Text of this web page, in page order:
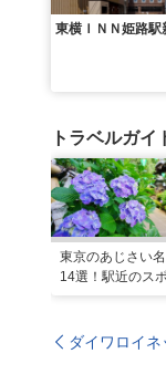
東横ＩＮＮ姫路駅
トラベルガイ
東京のあじさい
14選！駅近のス
ダイワロイ